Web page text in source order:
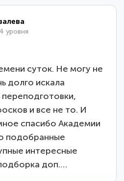
уровня
суток. Не могу не
долго искала
и все не то. И
спасибо Академии
подобранные
интересные
доп.…